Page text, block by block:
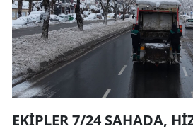
EKİPLER 7/24 SAHADA,